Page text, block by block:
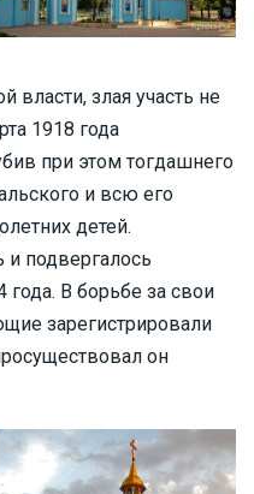
власти, злая участь не
1918 года
при этом тогдашнего
и всю его
детей.
подвергалось
В борьбе за свои
зарегистрировали
он